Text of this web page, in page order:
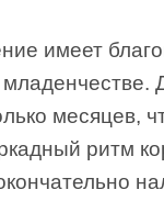
имеет
месяцев,
ритм